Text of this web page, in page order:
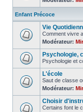
Enfant Précoce
Vie
Comment vivre
Modérateur:
Psychologie,
Psychologie et
L'école
Saut de classe
Modérateur:
Choisir
Certains font le